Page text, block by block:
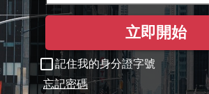
立即開始
記住我的身分證字號
忘記密碼